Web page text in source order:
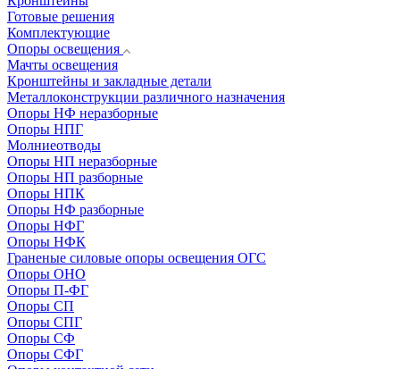
Готовые решения
Комплектующие
Опоры освещения
Мачты освещения
Кронштейны и закладные детали
Металлоконструкции различного назначения
Опоры НФ неразборные
Опоры НПГ
Молниеотводы
Опоры НП неразборные
Опоры НП разборные
Опоры НПК
Опоры НФ разборные
Опоры НФГ
Опоры НФК
Граненые силовые опоры освещения ОГС
Опоры ОНО
Опоры П-ФГ
Опоры СП
Опоры СПГ
Опоры СФ
Опоры СФГ